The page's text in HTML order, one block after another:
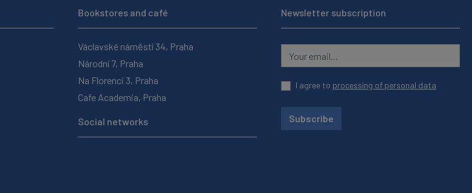
Bookstores and café
Václavské náměstí 34, Praha
Národní 7, Praha
Na Florenci 3, Praha
Cafe Academia, Praha
Social networks
Newsletter subscription
I agree to processing of personal data
Subscribe